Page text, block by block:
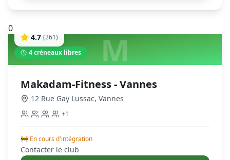
0
M
4.7 (261)
4créneaux libres
Makadam-Fitness - Vannes
12 Rue Gay Lussac, Vannes
+1
🚧 En cours d'intégration
Contacter le club